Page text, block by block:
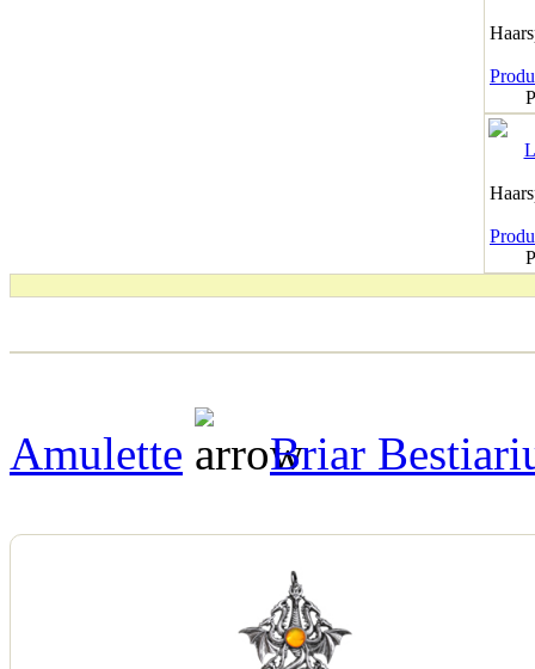
Amulette Briar